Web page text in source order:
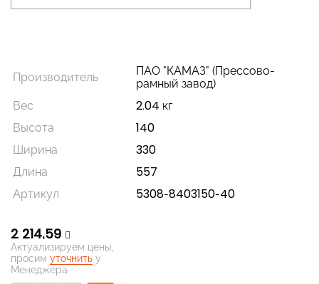
Производитель
ПАО "КАМАЗ" (Прессово-
рамный завод)
Вес
2.04 кг
Высота
140
Ширина
330
Длина
557
Артикул
5308-8403150-40
2 214,59
Актуализируем цены,
просим уточнить у
Менеджера